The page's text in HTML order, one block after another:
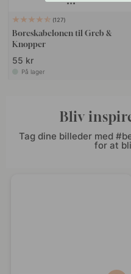
127
Boreskabelonen til Greb &
Knopper
55 kr
På lager
Bliv
Tag dine billeder med
for at